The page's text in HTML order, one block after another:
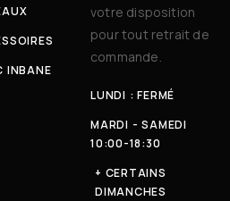
INBANE
votre disposition
pour tout retrait de
commande.
LUNDI : FERMÉ
MARDI - SAMEDI
10:00-18:30
+ CERTAINS
DIMANCHES